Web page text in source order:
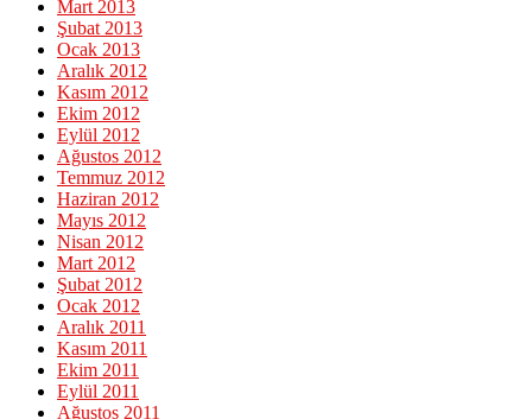
Mart 2013
Şubat 2013
Ocak 2013
Aralık 2012
Kasım 2012
Ekim 2012
Eylül 2012
Ağustos 2012
Temmuz 2012
Haziran 2012
Mayıs 2012
Nisan 2012
Mart 2012
Şubat 2012
Ocak 2012
Aralık 2011
Kasım 2011
Ekim 2011
Eylül 2011
Ağustos 2011